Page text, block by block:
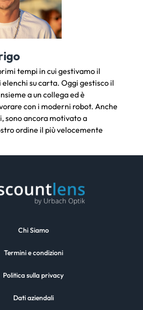
tempi in cui gestivamo il
elenchi su carta. Oggi gestisco il
a un collega ed è
con i moderni robot. Anche
sono ancora motivato a
ordine il più velocemente
Chi Siamo
Termini e condizioni
Politica sulla privacy
Dati aziendali